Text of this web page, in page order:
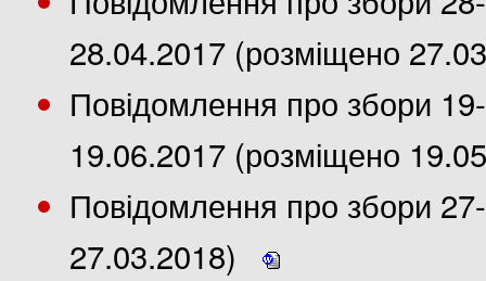
28.04.2017 (розміщено
Повідомлення про збори
19.06.2017 (розміщено
Повідомлення про збори
27.03.2018)